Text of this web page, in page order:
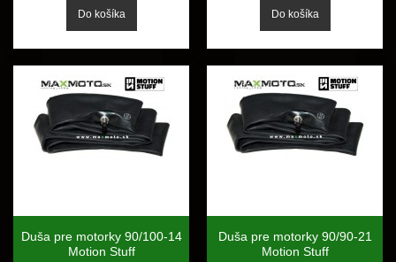
Duša pre motorky 90/100-14
Motion Stuff
Duša pre motorky 90/90-21
Motion Stuff